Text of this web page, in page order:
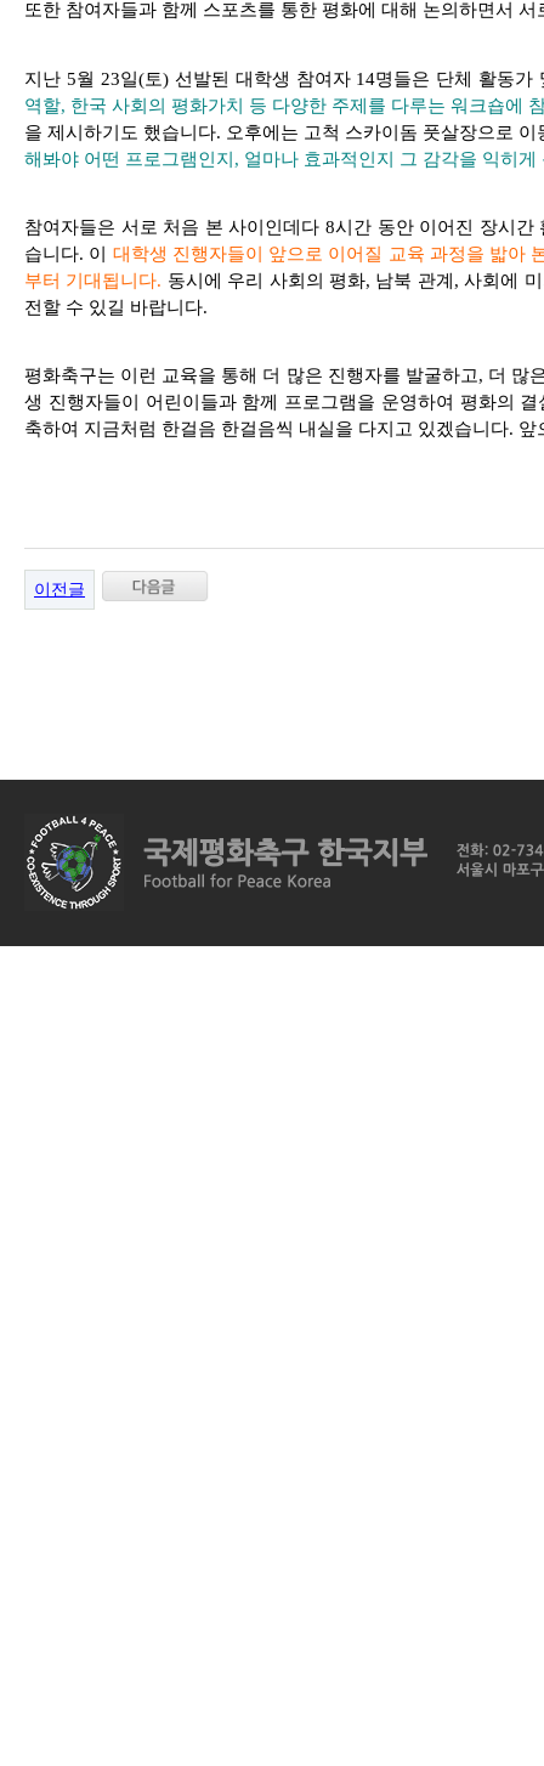
또한 참여자들과 함께 스포츠를 통한 평화에 대해 논의하면서
지난 5월 23일(토) 선발된 대학생 참여자 14명들은 단체 활동
역할, 한국 사회의 평화가치 등 다양한 주제를 다루는 워크숍에
을 제시하기도 했습니다. 오후에는 고척 스카이돔 풋살장으로
해봐야 어떤 프로그램인지, 얼마나 효과적인지 그 감각을 익히게
참여자들은 서로 처음 본 사이인데다 8시간 동안 이어진 장시
습니다. 이
대학생 진행자들이 앞으로 이어질 교육 과정을 밟아
부터 기대됩니다. 동시에 우리 사회의 평화, 남북 관계, 사회에
전할 수 있길 바랍니다.
평화축구는 이런 교육을 통해 더 많은 진행자를 발굴하고, 더
생 진행자들이 어린이들과 함께 프로그램을 운영하여 평화의
축하여 지금처럼 한걸음 한걸음씩 내실을 다지고 있겠습니다.
이전글